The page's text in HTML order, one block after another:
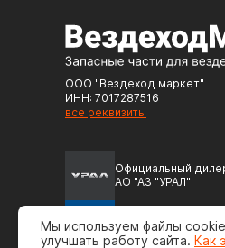
ООО "Вездеход маркет"
ИНН: 7017287516
все реквизиты
Официальный
АО "АЗ "УРАЛ"
Официальный дилер
ПАО "Автодизель"
Мы используем файлы
улучшать работу сайта. Как